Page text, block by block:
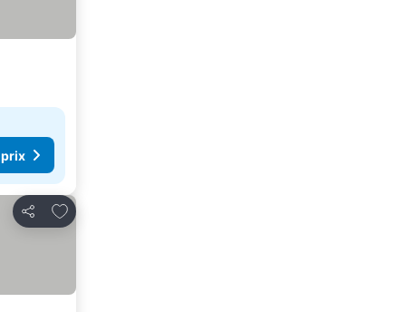
Partager
Ajouter à mes favoris